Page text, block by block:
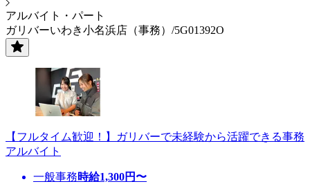
アルバイト・パート
ガリバーいわき小名浜店（事務）/5G01392O
【フルタイム歓迎！】ガリバーで未経験から活躍できる事務
アルバイト
一般事務時給1,300円〜